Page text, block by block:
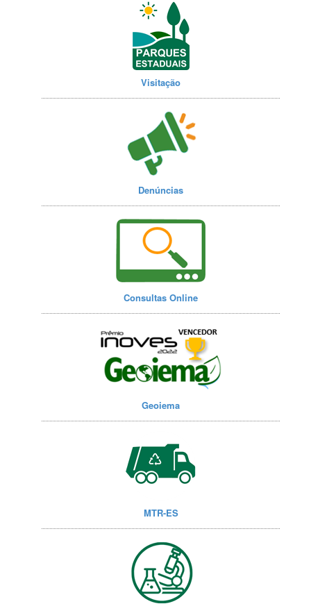
Visitação
Denúncias
Consultas Online
Geoiema
MTR-ES